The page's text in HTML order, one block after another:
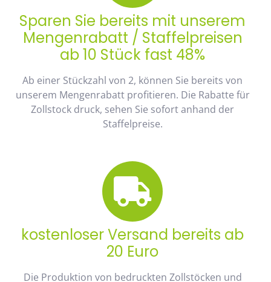
Sparen Sie bereits mit unserem
Mengenrabatt / Staffelpreisen
ab 10 Stück fast 48%
Ab einer Stückzahl von 2, können Sie bereits von
unserem Mengenrabatt profitieren. Die Rabatte für
Zollstock druck, sehen Sie sofort anhand der
Staffelpreise.
kostenloser Versand bereits ab
20 Euro
Die Produktion von bedruckten Zollstöcken und